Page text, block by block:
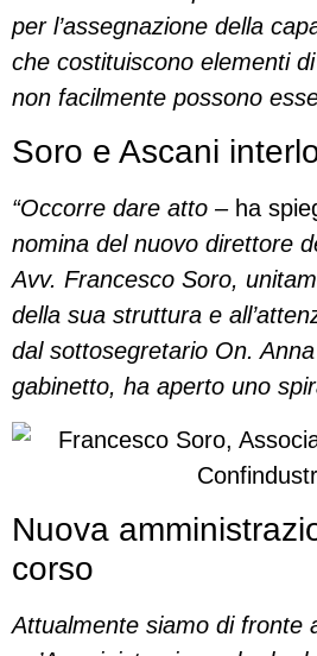
per l’assegnazione della
che costituiscono elementi
non facilmente possono
Soro e Ascani
“Occorre dare atto –ha
nomina del nuovo direttore
Avv. Francesco Soro,
della sua struttura e
dal sottosegretario On.
gabinetto, ha aperto uno
Nuova
corso
Attualmente siamo di fronte